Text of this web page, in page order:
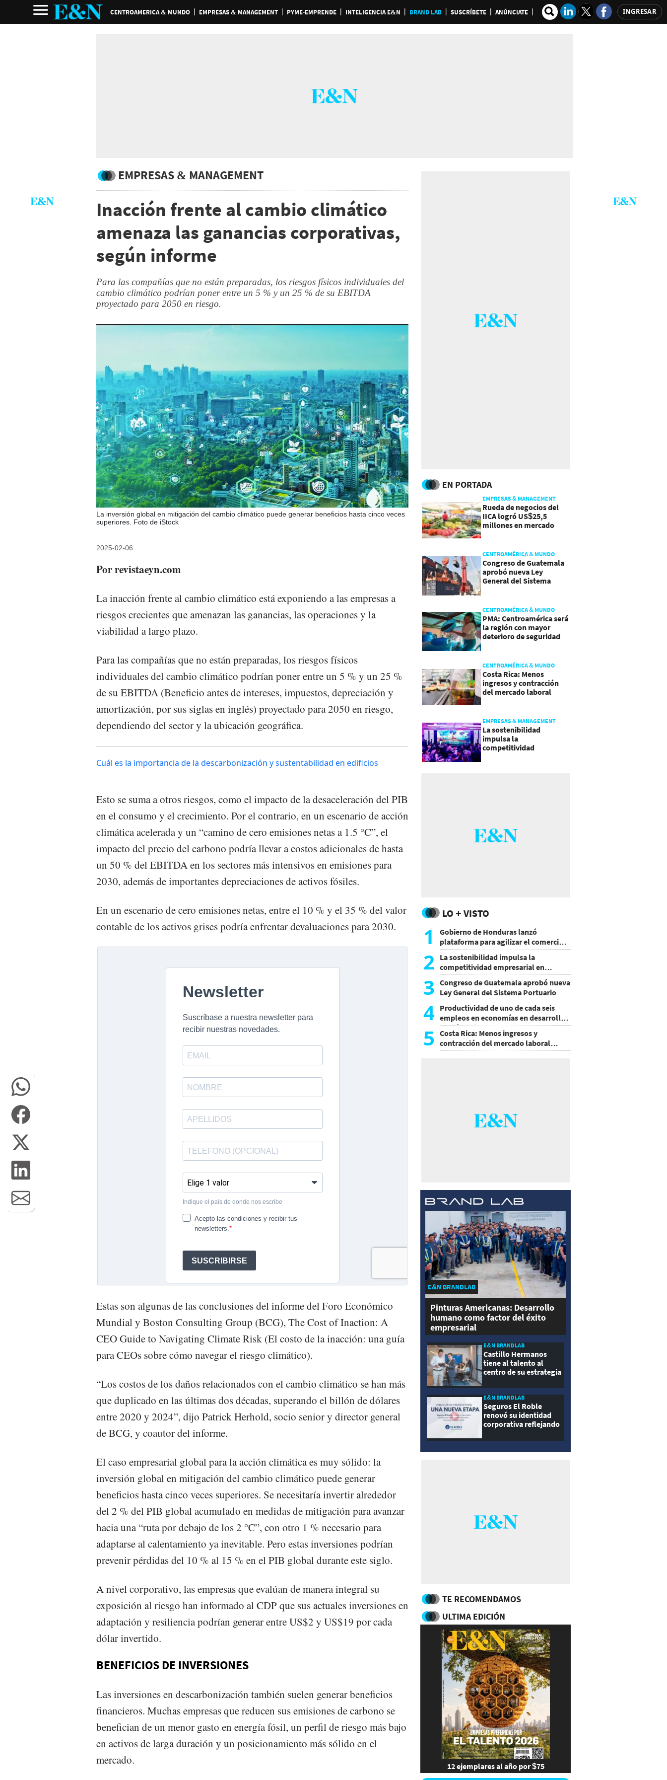
CENTROAMERICA & MUNDO EMPRESAS & MANAGEMENT PYME-EMPRENDE INTELIGENCIA E&N BRAND LAB SUSCRÍBETE ANÚNCIATE INGRESAR
EMPRESAS & MANAGEMENT
Inacción frente al cambio climático
amenaza las ganancias corporativas,
según informe
Para las compañías que no están preparadas, los riesgos físicos individuales del
cambio climático podrían poner entre un 5 % y un 25 % de su EBITDA
proyectado para 2050 en riesgo.
La inversión global en mitigación del cambio climático puede generar beneficios hasta cinco veces
superiores. Foto de iStock
2025-02-06
Por revistaeyn.com
La inacción frente al cambio climático está exponiendo a las empresas a
riesgos crecientes que amenazan las ganancias, las operaciones y la
viabilidad a largo plazo.
Para las compañías que no están preparadas, los riesgos físicos
individuales del cambio climático podrían poner entre un 5 % y un 25 %
de su EBITDA (Beneficio antes de intereses, impuestos, depreciación y
amortización, por sus siglas en inglés) proyectado para 2050 en riesgo,
dependiendo del sector y la ubicación geográfica.
Cuál es la importancia de la descarbonización y sustentabilidad en edificios
Esto se suma a otros riesgos, como el impacto de la desaceleración del PIB
en el consumo y el crecimiento. Por el contrario, en un escenario de acción
climática acelerada y un “camino de cero emisiones netas a 1.5 °C”, el
impacto del precio del carbono podría llevar a costos adicionales de hasta
un 50 % del EBITDA en los sectores más intensivos en emisiones para
2030, además de importantes depreciaciones de activos fósiles.
En un escenario de cero emisiones netas, entre el 10 % y el 35 % del valor
contable de los activos grises podría enfrentar devaluaciones para 2030.
Estas son algunas de las conclusiones del informe del Foro Económico
Mundial y Boston Consulting Group (BCG), The Cost of Inaction: A
CEO Guide to Navigating Climate Risk (El costo de la inacción: una guía
para CEOs sobre cómo navegar el riesgo climático).
“Los costos de los daños relacionados con el cambio climático se han más
que duplicado en las últimas dos décadas, superando el billón de dólares
entre 2020 y 2024”, dijo Patrick Herhold, socio senior y director general
de BCG, y coautor del informe.
El caso empresarial global para la acción climática es muy sólido: la
inversión global en mitigación del cambio climático puede generar
beneficios hasta cinco veces superiores. Se necesitaría invertir alrededor
del 2 % del PIB global acumulado en medidas de mitigación para avanzar
hacia una “ruta por debajo de los 2 °C”, con otro 1 % necesario para
adaptarse al calentamiento ya inevitable. Pero estas inversiones podrían
prevenir pérdidas del 10 % al 15 % en el PIB global durante este siglo.
A nivel corporativo, las empresas que evalúan de manera integral su
exposición al riesgo han informado al CDP que sus actuales inversiones en
adaptación y resiliencia podrían generar entre US$2 y US$19 por cada
dólar invertido.
BENEFICIOS DE INVERSIONES
Las inversiones en descarbonización también suelen generar beneficios
financieros. Muchas empresas que reducen sus emisiones de carbono se
benefician de un menor gasto en energía fósil, un perfil de riesgo más bajo
en activos de larga duración y un posicionamiento más sólido en el
mercado.
EN PORTADA
EMPRESAS & MANAGEMENT
Rueda de negocios del
IICA logró US$25,5
millones en mercado
CENTROAMÉRICA & MUNDO
Congreso de Guatemala
aprobó nueva Ley
General del Sistema
CENTROAMÉRICA & MUNDO
PMA: Centroamérica será
la región con mayor
deterioro de seguridad
CENTROAMÉRICA & MUNDO
Costa Rica: Menos
ingresos y contracción
del mercado laboral
EMPRESAS & MANAGEMENT
La sostenibilidad
impulsa la
competitividad
LO + VISTO
1
Gobierno de Honduras lanzó
plataforma para agilizar el comercio
exterior
2 La sostenibilidad impulsa la
competitividad empresarial en
Guatemala
3 Congreso de Guatemala aprobó nueva
Ley General del Sistema Portuario
4 Productividad de uno de cada seis
empleos en economías en desarrollo
podría mejorar por la IA
5
Costa Rica: Menos ingresos y
contracción del mercado laboral
causan baja del consumo
E&N BRANDLAB
Pinturas Americanas: Desarrollo
humano como factor del éxito
empresarial
E&N BRANDLAB
Castillo Hermanos
tiene al talento al
centro de su estrategia
E&N BRANDLAB
Seguros El Roble
renovó su identidad
corporativa reflejando
modernidad
TE RECOMENDAMOS
ULTIMA EDICIÓN
12 ejemplares al año por $75